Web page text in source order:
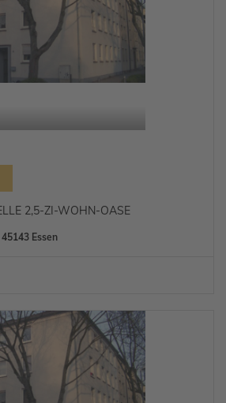
2,5-ZI-WOHN-OASE
Essen